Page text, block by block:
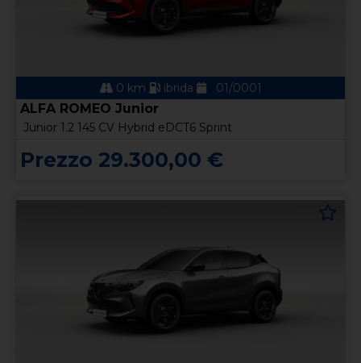
0 km ibrida 01/0001
ALFA ROMEO Junior
Junior 1.2 145 CV Hybrid eDCT6 Sprint
Prezzo 29.300,00 €